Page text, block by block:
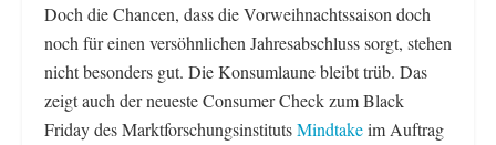
Doch die Chancen, dass die Vorweihnachtssaison doch
noch für einen versöhnlichen Jahresabschluss sorgt, stehen
nicht besonders gut. Die Konsumlaune bleibt trüb. Das
zeigt auch der neueste Consumer Check zum Black
Friday des MarktforschungsinstitutsMindtakeim Auftrag